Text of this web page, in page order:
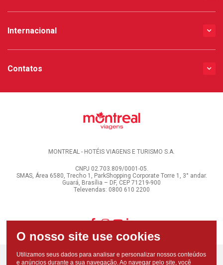
Internacional
Contatos
MONTREAL - HOTÉIS VIAGENS E TURISMO S.A.
CNPJ 02.703.809/0001-05.
SMAS, Área 6580, Trecho 1, ParkShopping Corporate Torre 1, 3° andar.
Guará, Brasília – DF, CEP 71219-900
Televendas: 0800 610 2200
Utilizamos seus dados para analisar e personalizar nossos conteúdos
e anúncios durante a sua navegação. Ao navegar pelo site, você